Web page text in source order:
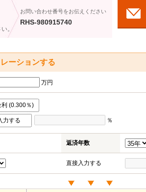
い。
お問い合わせ番号をお伝えください
RHS-980915740
ーションする
万円
利 (0.300％)
力する ％
返済年数
直接入力する